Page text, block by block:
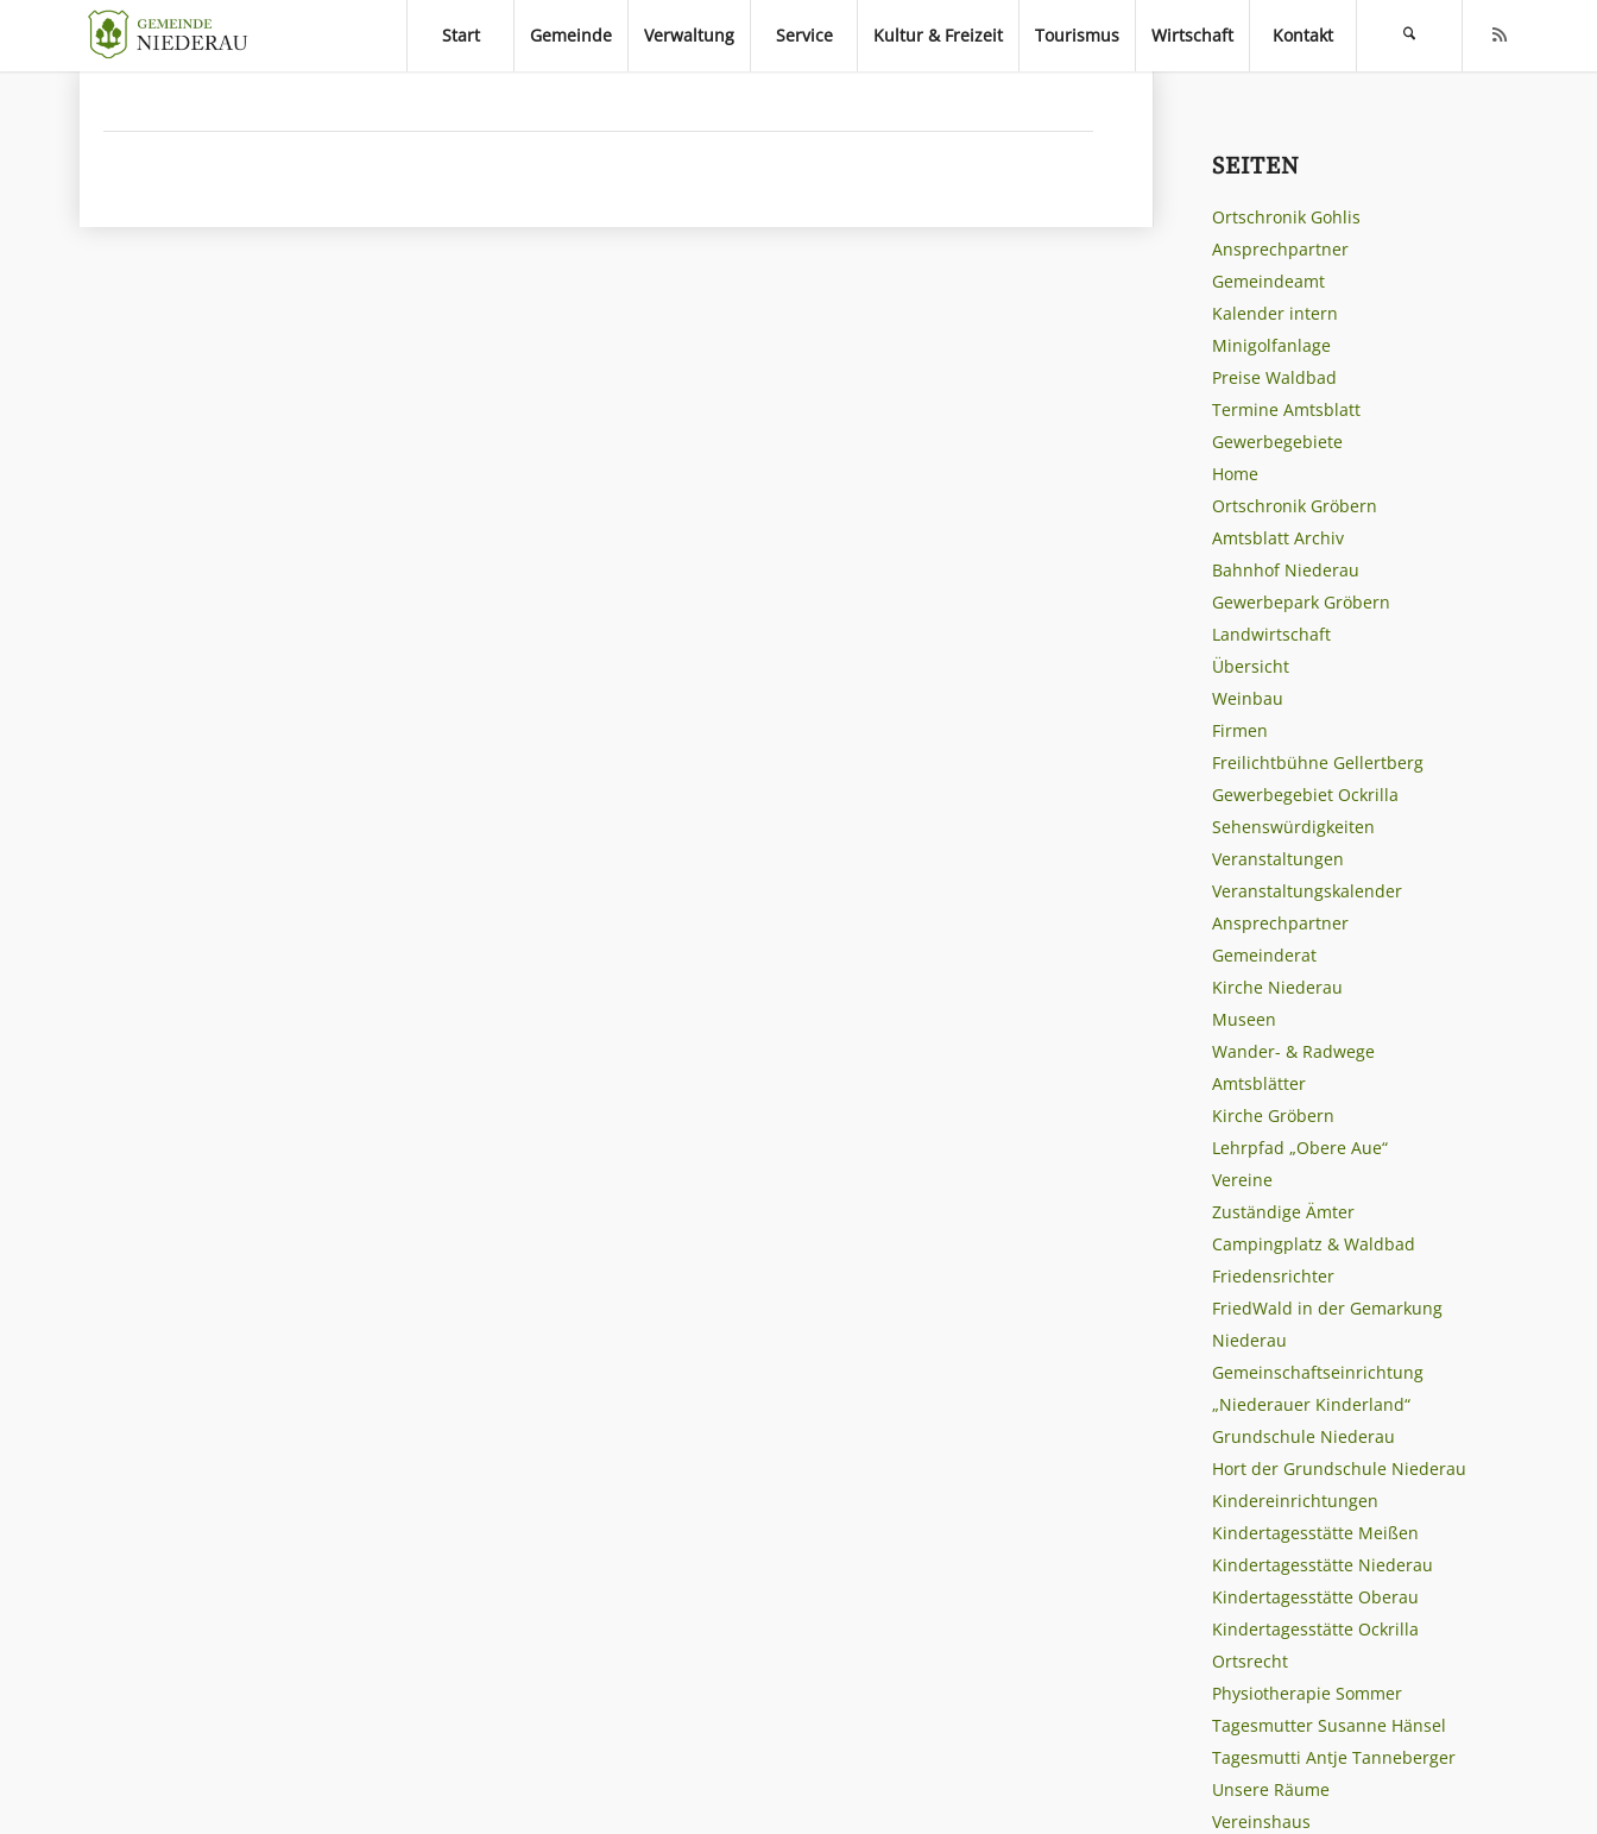
Start Gemeinde Verwaltung Service Kultur & Freizeit Tourismus Wirtschaft Kontakt
SEITEN
Ortschronik Gohlis
Ansprechpartner
Gemeindeamt
Kalender intern
Minigolfanlage
Preise Waldbad
Termine Amtsblatt
Gewerbegebiete
Home
Ortschronik Gröbern
Amtsblatt Archiv
Bahnhof Niederau
Gewerbepark Gröbern
Landwirtschaft
Übersicht
Weinbau
Firmen
Freilichtbühne Gellertberg
Gewerbegebiet Ockrilla
Sehenswürdigkeiten
Veranstaltungen
Veranstaltungskalender
Ansprechpartner
Gemeinderat
Kirche Niederau
Museen
Wander- & Radwege
Amtsblätter
Kirche Gröbern
Lehrpfad „Obere Aue“
Vereine
Zuständige Ämter
Campingplatz & Waldbad
Friedensrichter
FriedWald in der Gemarkung
Niederau
Gemeinschaftseinrichtung
„Niederauer Kinderland“
Grundschule Niederau
Hort der Grundschule Niederau
Kindereinrichtungen
Kindertagesstätte Meißen
Kindertagesstätte Niederau
Kindertagesstätte Oberau
Kindertagesstätte Ockrilla
Ortsrecht
Physiotherapie Sommer
Tagesmutter Susanne Hänsel
Tagesmutti Antje Tanneberger
Unsere Räume
Vereinshaus